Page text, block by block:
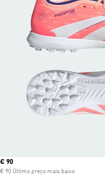
Current price
€ 90
€ 90 Último preço mais baixo